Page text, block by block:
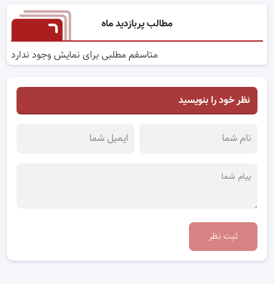
مطالب پربازدید ماه
متاسفم مطلبی برای نمایش وجود ندارد
نظر خود را بنویسید
ثبت نظر